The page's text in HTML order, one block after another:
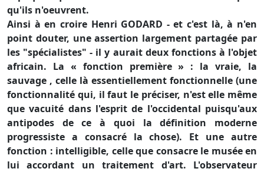
qu'ils n'oeuvrent.
Ainsi à en croire Henri GODARD - et c'est là, à n'en
point douter, une assertion largement partagée par
les "spécialistes" - il y aurait deux fonctions à l'objet
africain. La « fonction première » : la vraie, la
sauvage , celle là essentiellement fonctionnelle (une
fonctionnalité qui, il faut le préciser, n'est elle même
que vacuité dans l'esprit de l'occidental puisqu'aux
antipodes de ce à quoi la définition moderne
progressiste a consacré la chose). Et une autre
fonction : intelligible, celle que consacre le musée en
lui accordant un traitement d'art. L'observateur